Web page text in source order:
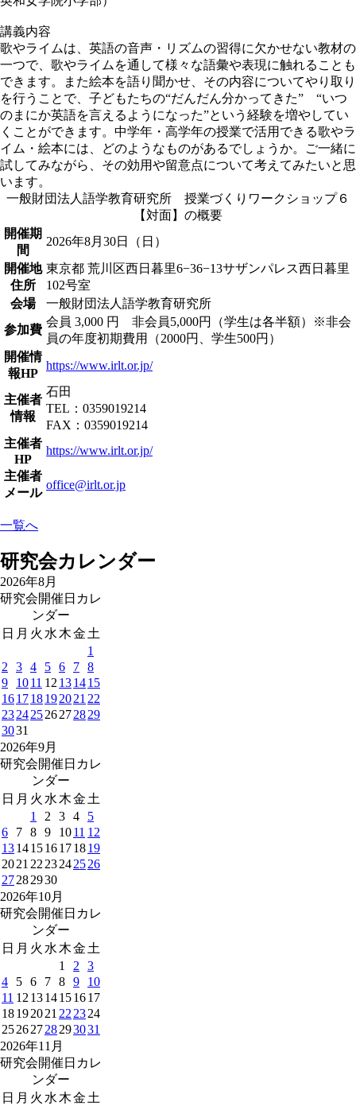
講義内容
歌やライムは、英語の音声・リズムの習得に欠かせない教材の
一つで、歌やライムを通して様々な語彙や表現に触れることも
できます。また絵本を語り聞かせ、その内容についてやり取り
を行うことで、子どもたちの“だんだん分かってきた” “いつ
のまにか英語を言えるようになった”という経験を増やしてい
くことができます。中学年・高学年の授業で活用できる歌やラ
イム・絵本には、どのようなものがあるでしょうか。ご一緒に
試してみながら、その効用や留意点について考えてみたいと思
います。
一般財団法人語学教育研究所 授業づくりワークショップ６
【対面】の概要
開催期
間
2026年8月30日（日）
開催地
住所
東京都 荒川区西日暮里6−36−13サザンパレス西日暮里
102号室
会場
一般財団法人語学教育研究所
参加費
会員 3,000 円 非会員5,000円（学生は各半額）※非会
員の年度初期費用（2000円、学生500円）
開催情
報HP
https://www.irlt.or.jp/
主催者
情報
石田
TEL：0359019214
FAX：0359019214
主催者
HP
https://www.irlt.or.jp/
主催者
メール
office@irlt.or.jp
一覧へ
研究会カレンダー
2026年8月
研究会開催日カレ
ンダー
日 月 火 水 木金 土
1
2
3 4 5 6 7 8
9
1011 12 131415
161718192021 22
23242526272829
3031
2026年9月
研究会開催日カレ
ンダー
日 月 火 水 木金 土
1
2 3 4
5
6
7 8 9 1011 12
13141516171819
2021 22 23242526
27282930
2026年10月
研究会開催日カレ
ンダー
日 月 火 水 木金 土
1
2
3
4
5 6 7 8 9
10
11 12 1314151617
18192021 22 2324
25262728293031
2026年11月
研究会開催日カレ
ンダー
日 月 火 水 木金 土